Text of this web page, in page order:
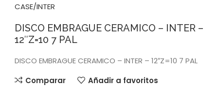
CASE/INTER
DISCO EMBRAGUE CERAMICO – INTER –
12″Z=10 7 PAL
DISCO EMBRAGUE CERAMICO – INTER – 12″Z=10 7 PAL
Comparar
Añadir a favoritos